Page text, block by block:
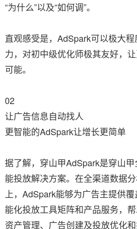
“为什么”以及“如何调”。
直观感受是，AdSpark可以极大
力，对初中级优化师极其友好，
可能。
02
让广告信息自动找人
更智能的AdSpark让增长更简单
据了解，穿山甲AdSpark是穿山
能投放解决方案。在全渠道数据
上，AdSpark能够为广告主提供
能化投放工具矩阵和产品服务，
资产管理、广告创建及投放优化